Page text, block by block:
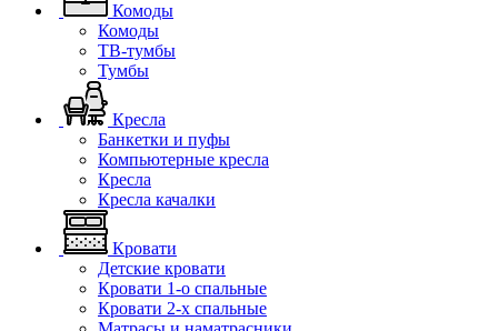
Комоды
Комоды
ТВ-тумбы
Тумбы
Кресла
Банкетки и пуфы
Компьютерные кресла
Кресла
Кресла качалки
Кровати
Детские кровати
Кровати 1-о спальные
Кровати 2-х спальные